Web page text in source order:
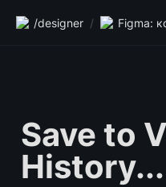
/designer /
Save to
History...